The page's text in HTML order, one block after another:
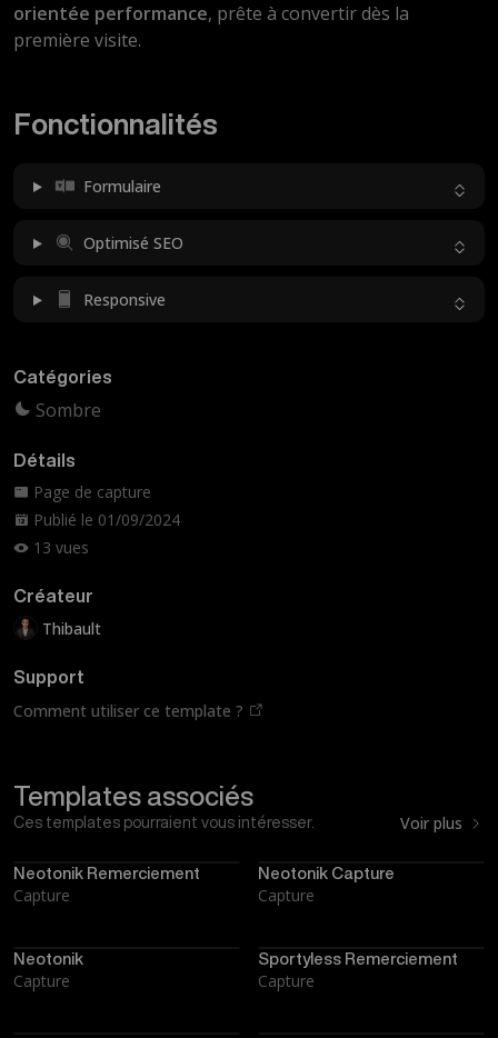
orientée performance, prête à convertir dès la
première visite.
Fonctionnalités
Formulaire
Optimisé SEO
Responsive
Catégories
Sombre
Détails
Page de capture
Publié le 01/09/2024
13 vues
Créateur
Thibault
Support
Comment utiliser ce template ?
Templates associés
Ces templates pourraient vous intéresser. Voir plus
Neotonik Remerciement
Capture
Neotonik Capture
Capture
Neotonik
Capture
Sportyless Remerciement
Capture